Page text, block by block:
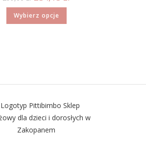
Wybierz opcje